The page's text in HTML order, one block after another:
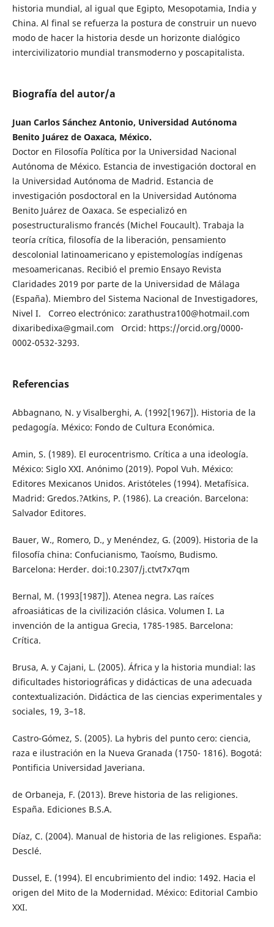
historia mundial, al igual que Egipto, Mesopotamia, India y
China. Al final se refuerza la postura de construir un nuevo
modo de hacer la historia desde un horizonte dialógico
intercivilizatorio mundial transmoderno y poscapitalista.
Biografía del autor/a
Juan Carlos Sánchez Antonio, Universidad Autónoma
Benito Juárez de Oaxaca, México.
Doctor en Filosofía Política por la Universidad Nacional
Autónoma de México. Estancia de investigación doctoral en
la Universidad Autónoma de Madrid. Estancia de
investigación posdoctoral en la Universidad Autónoma
Benito Juárez de Oaxaca. Se especializó en
posestructuralismo francés (Michel Foucault). Trabaja la
teoría crítica, filosofía de la liberación, pensamiento
descolonial latinoamericano y epistemologías indígenas
mesoamericanas. Recibió el premio Ensayo Revista
Claridades 2019 por parte de la Universidad de Málaga
(España). Miembro del Sistema Nacional de Investigadores,
Nivel I. Correo electrónico: zarathustra100@hotmail.com
dixaribedixa@gmail.com Orcid: https://orcid.org/0000-
0002-0532-3293.
Referencias
Abbagnano, N. y Visalberghi, A. (1992[1967]). Historia de la
pedagogía. México: Fondo de Cultura Económica.
Amin, S. (1989). El eurocentrismo. Crítica a una ideología.
México: Siglo XXI. Anónimo (2019). Popol Vuh. México:
Editores Mexicanos Unidos. Aristóteles (1994). Metafísica.
Madrid: Gredos.?Atkins, P. (1986). La creación. Barcelona:
Salvador Editores.
Bauer, W., Romero, D., y Menéndez, G. (2009). Historia de la
filosofía china: Confucianismo, Taoísmo, Budismo.
Barcelona: Herder. doi:10.2307/j.ctvt7x7qm
Bernal, M. (1993[1987]). Atenea negra. Las raíces
afroasiáticas de la civilización clásica. Volumen I. La
invención de la antigua Grecia, 1785-1985. Barcelona:
Crítica.
Brusa, A. y Cajani, L. (2005). África y la historia mundial: las
dificultades historiográficas y didácticas de una adecuada
contextualización. Didáctica de las ciencias experimentales y
sociales, 19, 3–18.
Castro-Gómez, S. (2005). La hybris del punto cero: ciencia,
raza e ilustración en la Nueva Granada (1750- 1816). Bogotá:
Pontificia Universidad Javeriana.
de Orbaneja, F. (2013). Breve historia de las religiones.
España. Ediciones B.S.A.
Díaz, C. (2004). Manual de historia de las religiones. España:
Desclé.
Dussel, E. (1994). El encubrimiento del indio: 1492. Hacia el
origen del Mito de la Modernidad. México: Editorial Cambio
XXI.